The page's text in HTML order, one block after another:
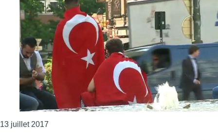
13 juillet 2017